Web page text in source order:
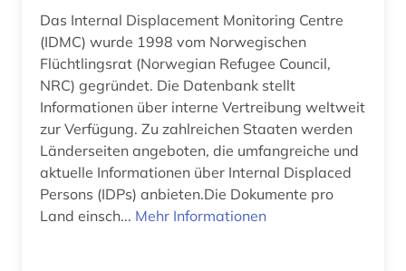
Das Internal Displacement Monitoring Centre
(IDMC) wurde 1998 vom Norwegischen
Flüchtlingsrat (Norwegian Refugee Council,
NRC) gegründet. Die Datenbank stellt
Informationen über interne Vertreibung weltweit
zur Verfügung. Zu zahlreichen Staaten werden
Länderseiten angeboten, die umfangreiche und
aktuelle Informationen über Internal Displaced
Persons (IDPs) anbieten.Die Dokumente pro
Land einsch... Mehr Informationen